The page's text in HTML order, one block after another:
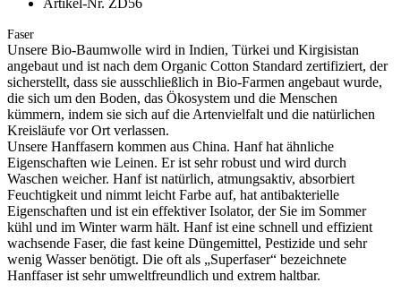
Faser
Unsere Bio-Baumwolle wird in Indien, Türkei und Kirgisistan
angebaut und ist nach dem Organic Cotton Standard zertifiziert, der
sicherstellt, dass sie ausschließlich in Bio-Farmen angebaut wurde,
die sich um den Boden, das Ökosystem und die Menschen
kümmern, indem sie sich auf die Artenvielfalt und die natürlichen
Kreisläufe vor Ort verlassen.
Unsere Hanffasern kommen aus China. Hanf hat ähnliche
Eigenschaften wie Leinen. Er ist sehr robust und wird durch
Waschen weicher. Hanf ist natürlich, atmungsaktiv, absorbiert
Feuchtigkeit und nimmt leicht Farbe auf, hat antibakterielle
Eigenschaften und ist ein effektiver Isolator, der Sie im Sommer
kühl und im Winter warm hält. Hanf ist eine schnell und effizient
wachsende Faser, die fast keine Düngemittel, Pestizide und sehr
wenig Wasser benötigt. Die oft als „Superfaser“ bezeichnete
Hanffaser ist sehr umweltfreundlich und extrem haltbar.